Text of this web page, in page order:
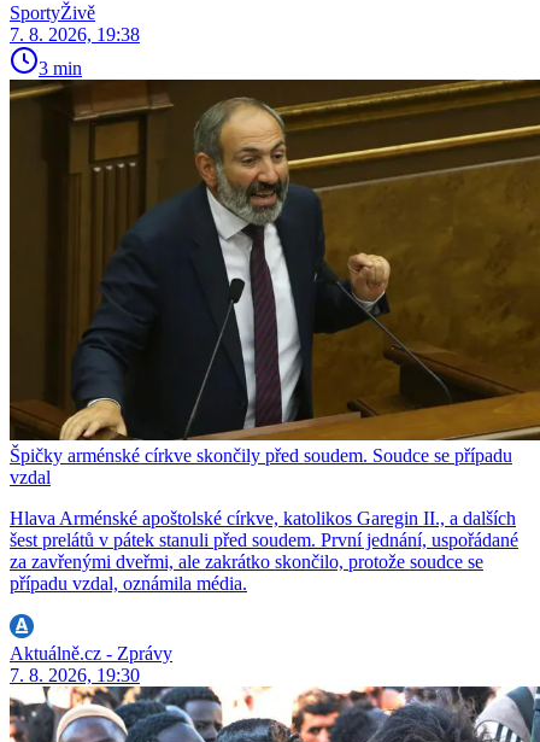
SportyŽivě
7. 8. 2026, 19:38
3 min
Špičky arménské církve skončily před soudem. Soudce se případu
vzdal
Hlava Arménské apoštolské církve, katolikos Garegin II., a dalších
šest prelátů v pátek stanuli před soudem. První jednání, uspořádané
za zavřenými dveřmi, ale zakrátko skončilo, protože soudce se
případu vzdal, oznámila média.
Aktuálně.cz - Zprávy
7. 8. 2026, 19:30